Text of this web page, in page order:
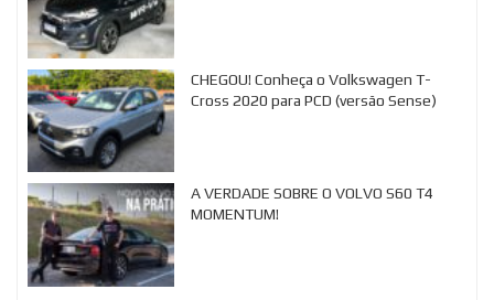
CHEGOU! Conheça o Volkswagen T-
Cross 2020 para PCD (versão Sense)
A VERDADE SOBRE O VOLVO S60 T4
MOMENTUM!